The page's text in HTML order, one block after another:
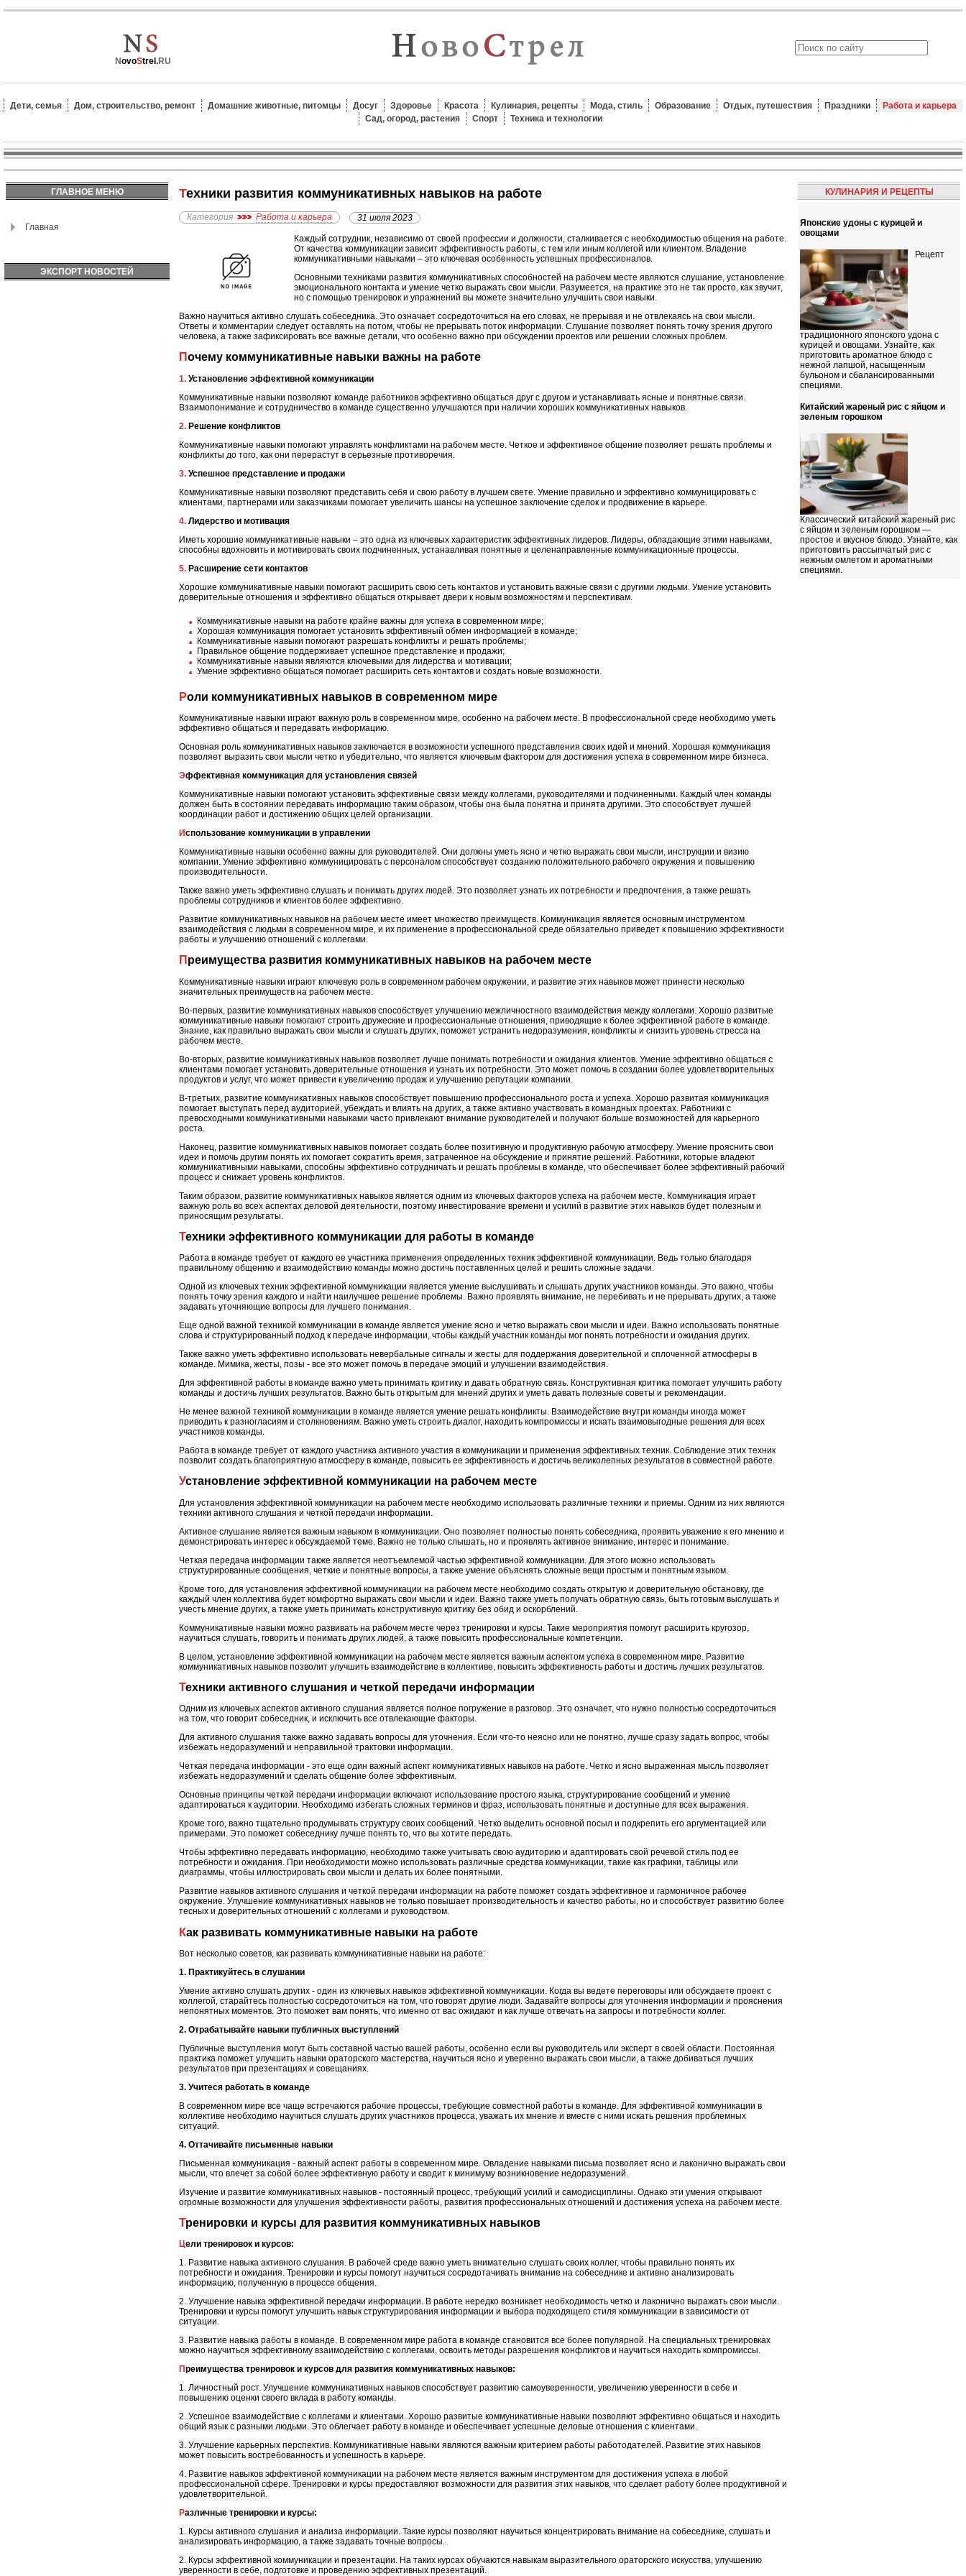
NovoStrel.RU
Дети, семья Дом, строительство, ремонт Домашние животные, питомцы Досуг Здоровье Красота Кулинария, рецепты Мода, стиль Образование Отдых, путешествия Праздники
Работа и карьера
Сад, огород, растения
Спорт Техника и технологии
ГЛАВНОЕ МЕНЮ
Главная
ЭКСПОРТ НОВОСТЕЙ
Техники развития коммуникативных навыков на работе
Категория Работа и карьера 31 июля 2023
Каждый сотрудник, независимо от своей профессии и должности, сталкивается с необходимостью общения на работе.
От качества коммуникации зависит эффективность работы, с тем или иным коллегой или клиентом. Владение
коммуникативными навыками – это ключевая особенность успешных профессионалов.
Основными техниками развития коммуникативных способностей на рабочем месте являются слушание, установление
эмоционального контакта и умение четко выражать свои мысли. Разумеется, на практике это не так просто, как звучит,
но с помощью тренировок и упражнений вы можете значительно улучшить свои навыки.
Важно научиться активно слушать собеседника. Это означает сосредоточиться на его словах, не прерывая и не отвлекаясь на свои мысли.
Ответы и комментарии следует оставлять на потом, чтобы не прерывать поток информации. Слушание позволяет понять точку зрения другого
человека, а также зафиксировать все важные детали, что особенно важно при обсуждении проектов или решении сложных проблем.
Почему коммуникативные навыки важны на работе
1. Установление эффективной коммуникации
Коммуникативные навыки позволяют команде работников эффективно общаться друг с другом и устанавливать ясные и понятные связи.
Взаимопонимание и сотрудничество в команде существенно улучшаются при наличии хороших коммуникативных навыков.
2. Решение конфликтов
Коммуникативные навыки помогают управлять конфликтами на рабочем месте. Четкое и эффективное общение позволяет решать проблемы и
конфликты до того, как они перерастут в серьезные противоречия.
3. Успешное представление и продажи
Коммуникативные навыки позволяют представить себя и свою работу в лучшем свете. Умение правильно и эффективно коммуницировать с
клиентами, партнерами или заказчиками помогает увеличить шансы на успешное заключение сделок и продвижение в карьере.
4. Лидерство и мотивация
Иметь хорошие коммуникативные навыки – это одна из ключевых характеристик эффективных лидеров. Лидеры, обладающие этими навыками,
способны вдохновить и мотивировать своих подчиненных, устанавливая понятные и целенаправленные коммуникационные процессы.
5. Расширение сети контактов
Хорошие коммуникативные навыки помогают расширить свою сеть контактов и установить важные связи с другими людьми. Умение установить
доверительные отношения и эффективно общаться открывает двери к новым возможностям и перспективам.
Коммуникативные навыки на работе крайне важны для успеха в современном мире;
Хорошая коммуникация помогает установить эффективный обмен информацией в команде;
Коммуникативные навыки помогают разрешать конфликты и решать проблемы;
Правильное общение поддерживает успешное представление и продажи;
Коммуникативные навыки являются ключевыми для лидерства и мотивации;
Умение эффективно общаться помогает расширить сеть контактов и создать новые возможности.
Роли коммуникативных навыков в современном мире
Коммуникативные навыки играют важную роль в современном мире, особенно на рабочем месте. В профессиональной среде необходимо уметь
эффективно общаться и передавать информацию.
Основная роль коммуникативных навыков заключается в возможности успешного представления своих идей и мнений. Хорошая коммуникация
позволяет выразить свои мысли четко и убедительно, что является ключевым фактором для достижения успеха в современном мире бизнеса.
Эффективная коммуникация для установления связей
Коммуникативные навыки помогают установить эффективные связи между коллегами, руководителями и подчиненными. Каждый член команды
должен быть в состоянии передавать информацию таким образом, чтобы она была понятна и принята другими. Это способствует лучшей
координации работ и достижению общих целей организации.
Использование коммуникации в управлении
Коммуникативные навыки особенно важны для руководителей. Они должны уметь ясно и четко выражать свои мысли, инструкции и визию
компании. Умение эффективно коммуницировать с персоналом способствует созданию положительного рабочего окружения и повышению
производительности.
Также важно уметь эффективно слушать и понимать других людей. Это позволяет узнать их потребности и предпочтения, а также решать
проблемы сотрудников и клиентов более эффективно.
Развитие коммуникативных навыков на рабочем месте имеет множество преимуществ. Коммуникация является основным инструментом
взаимодействия с людьми в современном мире, и их применение в профессиональной среде обязательно приведет к повышению эффективности
работы и улучшению отношений с коллегами.
Преимущества развития коммуникативных навыков на рабочем месте
Коммуникативные навыки играют ключевую роль в современном рабочем окружении, и развитие этих навыков может принести несколько
значительных преимуществ на рабочем месте.
Во-первых, развитие коммуникативных навыков способствует улучшению межличностного взаимодействия между коллегами. Хорошо развитые
коммуникативные навыки помогают строить дружеские и профессиональные отношения, приводящие к более эффективной работе в команде.
Знание, как правильно выражать свои мысли и слушать других, поможет устранить недоразумения, конфликты и снизить уровень стресса на
рабочем месте.
Во-вторых, развитие коммуникативных навыков позволяет лучше понимать потребности и ожидания клиентов. Умение эффективно общаться с
клиентами помогает установить доверительные отношения и узнать их потребности. Это может помочь в создании более удовлетворительных
продуктов и услуг, что может привести к увеличению продаж и улучшению репутации компании.
В-третьих, развитие коммуникативных навыков способствует повышению профессионального роста и успеха. Хорошо развитая коммуникация
помогает выступать перед аудиторией, убеждать и влиять на других, а также активно участвовать в командных проектах. Работники с
превосходными коммуникативными навыками часто привлекают внимание руководителей и получают больше возможностей для карьерного
роста.
Наконец, развитие коммуникативных навыков помогает создать более позитивную и продуктивную рабочую атмосферу. Умение прояснить свои
идеи и помочь другим понять их помогает сократить время, затраченное на обсуждение и принятие решений. Работники, которые владеют
коммуникативными навыками, способны эффективно сотрудничать и решать проблемы в команде, что обеспечивает более эффективный рабочий
процесс и снижает уровень конфликтов.
Таким образом, развитие коммуникативных навыков является одним из ключевых факторов успеха на рабочем месте. Коммуникация играет
важную роль во всех аспектах деловой деятельности, поэтому инвестирование времени и усилий в развитие этих навыков будет полезным и
приносящим результаты.
Техники эффективного коммуникации для работы в команде
Работа в команде требует от каждого ее участника применения определенных техник эффективной коммуникации. Ведь только благодаря
правильному общению и взаимодействию команды можно достичь поставленных целей и решить сложные задачи.
Одной из ключевых техник эффективной коммуникации является умение выслушивать и слышать других участников команды. Это важно, чтобы
понять точку зрения каждого и найти наилучшее решение проблемы. Важно проявлять внимание, не перебивать и не прерывать других, а также
задавать уточняющие вопросы для лучшего понимания.
Еще одной важной техникой коммуникации в команде является умение ясно и четко выражать свои мысли и идеи. Важно использовать понятные
слова и структурированный подход к передаче информации, чтобы каждый участник команды мог понять потребности и ожидания других.
Также важно уметь эффективно использовать невербальные сигналы и жесты для поддержания доверительной и сплоченной атмосферы в
команде. Мимика, жесты, позы - все это может помочь в передаче эмоций и улучшении взаимодействия.
Для эффективной работы в команде важно уметь принимать критику и давать обратную связь. Конструктивная критика помогает улучшить работу
команды и достичь лучших результатов. Важно быть открытым для мнений других и уметь давать полезные советы и рекомендации.
Не менее важной техникой коммуникации в команде является умение решать конфликты. Взаимодействие внутри команды иногда может
приводить к разногласиям и столкновениям. Важно уметь строить диалог, находить компромиссы и искать взаимовыгодные решения для всех
участников команды.
Работа в команде требует от каждого участника активного участия в коммуникации и применения эффективных техник. Соблюдение этих техник
позволит создать благоприятную атмосферу в команде, повысить ее эффективность и достичь великолепных результатов в совместной работе.
Установление эффективной коммуникации на рабочем месте
Для установления эффективной коммуникации на рабочем месте необходимо использовать различные техники и приемы. Одним из них являются
техники активного слушания и четкой передачи информации.
Активное слушание является важным навыком в коммуникации. Оно позволяет полностью понять собеседника, проявить уважение к его мнению и
демонстрировать интерес к обсуждаемой теме. Важно не только слышать, но и проявлять активное внимание, интерес и понимание.
Четкая передача информации также является неотъемлемой частью эффективной коммуникации. Для этого можно использовать
структурированные сообщения, четкие и понятные вопросы, а также умение объяснять сложные вещи простым и понятным языком.
Кроме того, для установления эффективной коммуникации на рабочем месте необходимо создать открытую и доверительную обстановку, где
каждый член коллектива будет комфортно выражать свои мысли и идеи. Важно также уметь получать обратную связь, быть готовым выслушать и
учесть мнение других, а также уметь принимать конструктивную критику без обид и оскорблений.
Коммуникативные навыки можно развивать на рабочем месте через тренировки и курсы. Такие мероприятия помогут расширить кругозор,
научиться слушать, говорить и понимать других людей, а также повысить профессиональные компетенции.
В целом, установление эффективной коммуникации на рабочем месте является важным аспектом успеха в современном мире. Развитие
коммуникативных навыков позволит улучшить взаимодействие в коллективе, повысить эффективность работы и достичь лучших результатов.
Техники активного слушания и четкой передачи информации
Одним из ключевых аспектов активного слушания является полное погружение в разговор. Это означает, что нужно полностью сосредоточиться
на том, что говорит собеседник, и исключить все отвлекающие факторы.
Для активного слушания также важно задавать вопросы для уточнения. Если что-то неясно или не понятно, лучше сразу задать вопрос, чтобы
избежать недоразумений и неправильной трактовки информации.
Четкая передача информации - это еще один важный аспект коммуникативных навыков на работе. Четко и ясно выраженная мысль позволяет
избежать недоразумений и сделать общение более эффективным.
Основные принципы четкой передачи информации включают использование простого языка, структурирование сообщений и умение
адаптироваться к аудитории. Необходимо избегать сложных терминов и фраз, использовать понятные и доступные для всех выражения.
Кроме того, важно тщательно продумывать структуру своих сообщений. Четко выделить основной посыл и подкрепить его аргументацией или
примерами. Это поможет собеседнику лучше понять то, что вы хотите передать.
Чтобы эффективно передавать информацию, необходимо также учитывать свою аудиторию и адаптировать свой речевой стиль под ее
потребности и ожидания. При необходимости можно использовать различные средства коммуникации, такие как графики, таблицы или
диаграммы, чтобы иллюстрировать свои мысли и делать их более понятными.
Развитие навыков активного слушания и четкой передачи информации на работе поможет создать эффективное и гармоничное рабочее
окружение. Улучшение коммуникативных навыков не только повышает производительность и качество работы, но и способствует развитию более
тесных и доверительных отношений с коллегами и руководством.
Как развивать коммуникативные навыки на работе
Вот несколько советов, как развивать коммуникативные навыки на работе:
1. Практикуйтесь в слушании
Умение активно слушать других - один из ключевых навыков эффективной коммуникации. Когда вы ведете переговоры или обсуждаете проект с
коллегой, старайтесь полностью сосредоточиться на том, что говорят другие люди. Задавайте вопросы для уточнения информации и прояснения
непонятных моментов. Это поможет вам понять, что именно от вас ожидают и как лучше отвечать на запросы и потребности коллег.
2. Отрабатывайте навыки публичных выступлений
Публичные выступления могут быть составной частью вашей работы, особенно если вы руководитель или эксперт в своей области. Постоянная
практика поможет улучшить навыки ораторского мастерства, научиться ясно и уверенно выражать свои мысли, а также добиваться лучших
результатов при презентациях и совещаниях.
3. Учитеся работать в команде
В современном мире все чаще встречаются рабочие процессы, требующие совместной работы в команде. Для эффективной коммуникации в
коллективе необходимо научиться слушать других участников процесса, уважать их мнение и вместе с ними искать решения проблемных
ситуаций.
4. Оттачивайте письменные навыки
Письменная коммуникация - важный аспект работы в современном мире. Овладение навыками письма позволяет ясно и лаконично выражать свои
мысли, что влечет за собой более эффективную работу и сводит к минимуму возникновение недоразумений.
Изучение и развитие коммуникативных навыков - постоянный процесс, требующий усилий и самодисциплины. Однако эти умения открывают
огромные возможности для улучшения эффективности работы, развития профессиональных отношений и достижения успеха на рабочем месте.
Тренировки и курсы для развития коммуникативных навыков
Цели тренировок и курсов:
1. Развитие навыка активного слушания. В рабочей среде важно уметь внимательно слушать своих коллег, чтобы правильно понять их
потребности и ожидания. Тренировки и курсы помогут научиться сосредотачивать внимание на собеседнике и активно анализировать
информацию, полученную в процессе общения.
2. Улучшение навыка эффективной передачи информации. В работе нередко возникает необходимость четко и лаконично выражать свои мысли.
Тренировки и курсы помогут улучшить навык структурирования информации и выбора подходящего стиля коммуникации в зависимости от
ситуации.
3. Развитие навыка работы в команде. В современном мире работа в команде становится все более популярной. На специальных тренировках
можно научиться эффективному взаимодействию с коллегами, освоить методы разрешения конфликтов и научиться находить компромиссы.
Преимущества тренировок и курсов для развития коммуникативных навыков:
1. Личностный рост. Улучшение коммуникативных навыков способствует развитию самоуверенности, увеличению уверенности в себе и
повышению оценки своего вклада в работу команды.
2. Успешное взаимодействие с коллегами и клиентами. Хорошо развитые коммуникативные навыки позволяют эффективно общаться и находить
общий язык с разными людьми. Это облегчает работу в команде и обеспечивает успешные деловые отношения с клиентами.
3. Улучшение карьерных перспектив. Коммуникативные навыки являются важным критерием работы работодателей. Развитие этих навыков
может повысить востребованность и успешность в карьере.
4. Развитие навыков эффективной коммуникации на рабочем месте является важным инструментом для достижения успеха в любой
профессиональной сфере. Тренировки и курсы предоставляют возможности для развития этих навыков, что сделает работу более продуктивной и
удовлетворительной.
Различные тренировки и курсы:
1. Курсы активного слушания и анализа информации. Такие курсы позволяют научиться концентрировать внимание на собеседнике, слушать и
анализировать информацию, а также задавать точные вопросы.
2. Курсы эффективной коммуникации и презентации. На таких курсах обучаются навыкам выразительного ораторского искусства, улучшению
уверенности в себе, подготовке и проведению эффективных презентаций.
КУЛИНАРИЯ И РЕЦЕПТЫ
Японские удоны с курицей и
овощами
Рецепт
традиционного японского удона с
курицей и овощами. Узнайте, как
приготовить ароматное блюдо с
нежной лапшой, насыщенным
бульоном и сбалансированными
специями.
Китайский жареный рис с яйцом и
зеленым горошком
Классический китайский жареный рис
с яйцом и зеленым горошком —
простое и вкусное блюдо. Узнайте, как
приготовить рассыпчатый рис с
нежным омлетом и ароматными
специями.